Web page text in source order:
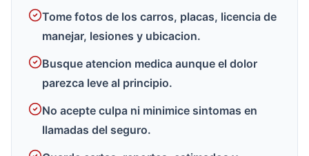
Tome fotos de los carros, placas, licencia de
manejar, lesiones y ubicacion.
Busque atencion medica aunque el dolor
parezca leve al principio.
No acepte culpa ni minimice sintomas en
llamadas del seguro.